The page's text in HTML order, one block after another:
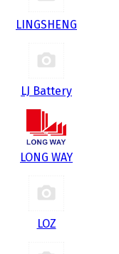
LINGSHENG
LJ Battery
LONG WAY
LOZ